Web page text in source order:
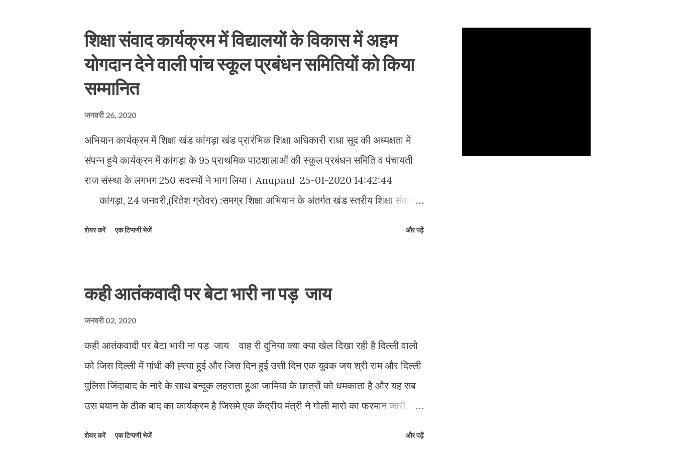
व्यवस्था को लेकर है जो अपनी कर्तव्य निष्ठा की शपथ भूल गयी है। बहरहाल यह सब एक प्रायोजित
ड्रामा है चुनावी रणनीति वो भी देश के सम्मान और दिल्ली की सुरक्षा को ताक पर रखते हुए जब एक
सिरफिरा जय श्री राम का नारा लगाते हुए आज गोडसे का रूप लेलेता है और गोलिया चलाता है और
पुलिस तमाशबीन बन देखती रहती है जो उसका अक्सर का काम है पर यह सब एक प्लांनिंग क...
शिक्षा संवाद कार्यक्रम में विद्यालयों के विकास में अहम
योगदान देने वाली पांच स्कूल प्रबंधन समितियों को किया
सम्मानित
जनवरी 26, 2020
अभियान कार्यक्रम में शिक्षा खंड कांगड़ा खंड प्रारंभिक शिक्षा अधिकारी राधा सूद की अध्यक्षता में
संपन्न हुये कार्यक्रम में कांगड़ा के 95 प्राथमिक पाठशालाओं की स्कूल प्रबंधन समिति व पंचायती
राज संस्था के लगभग 250 सदस्यों ने भाग लिया। Anupaul 25-01-2020 14:42:44
कांगड़ा, 24 जनवरी,(रितेश ग्रोवर) :समग्र शिक्षा अभियान के अंतर्गत खंड स्तरीय शिक्षा संवाद
प्रारंभिक शिक्षा अधिकारी राधा सूद की अध्यक्षता में संपन्न हुये कार्यक्रम में कांगड़ा के 95 प्राथमिक
पाठशालाओं की स्कूल प्रबंधन समिति व पंचायती राज संस्था के लगभग 250 सदस्यों ने भाग लिया।
खंड स्तरीय शिक्षा संवाद में अपने संबोधन में बीआरसीसी प्राइमरी सुशील कुमार सिहोतरा ने कहा कि
स्कूल प्रबंधन समिति विद्यालय विका...
शेयर करें एक टिप्पणी भेजें और पढ़ें
कही आतंकवादी पर बेटा भारी ना पड़ जाय
जनवरी 02, 2020
कही आतंकवादी पर बेटा भारी ना पड़ जाय वाह री दुनिया क्या क्या खेल दिखा रही है दिल्ली वालो
को जिस दिल्ली में गांधी की ह्त्या हुई और जिस दिन हुई उसी दिन एक युवक जय श्री राम और दिल्ली
पुलिस जिंदाबाद के नारे के साथ बन्दूक लहराता हुआ जामिया के छात्रों को धमकाता है और यह सब
उस बयान के ठीक बाद का कार्यक्रम है जिसमे एक केंद्रीय मंत्री ने गोली मारो का फरमान जारी
शेयर करें एक टिप्पणी भेजें और पढ़ें